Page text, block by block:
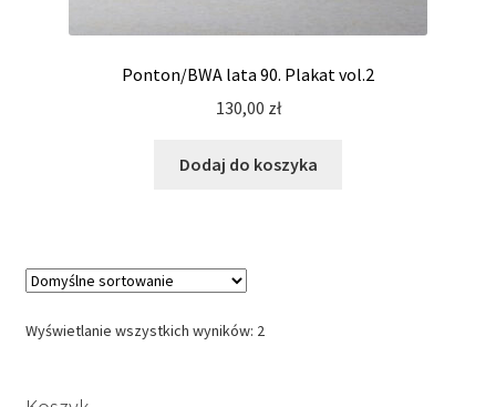
Ponton/BWA lata 90. Plakat vol.2
130,00 zł
Dodaj do koszyka
Wyświetlanie wszystkich wyników: 2